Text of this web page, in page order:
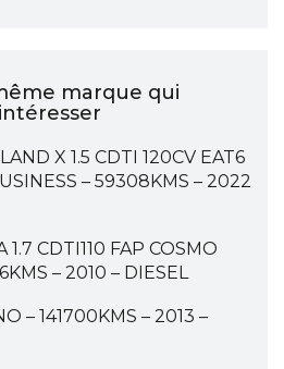
marque qui
X 1.5 CDTI 120CV EAT6
– 59308KMS – 2022
1.7 CDTI110 FAP COSMO
– 2010 – DIESEL
– 141700KMS – 2013 –